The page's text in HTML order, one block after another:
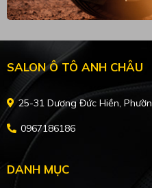
SALON Ô TÔ ANH CHÂU
25-31 Dương Đức Hiền,
0967186186
DANH MỤC